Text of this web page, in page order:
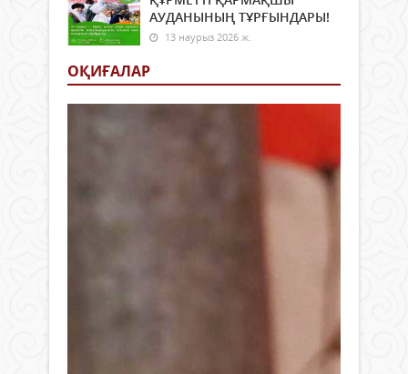
АУДАНЫНЫҢ ТҰРҒЫНДАРЫ!
13 наурыз 2026 ж.
ОҚИҒАЛАР